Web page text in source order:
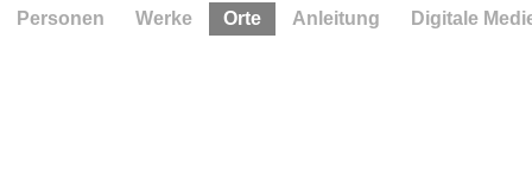
Personen Werke Orte Anleitung Digitale